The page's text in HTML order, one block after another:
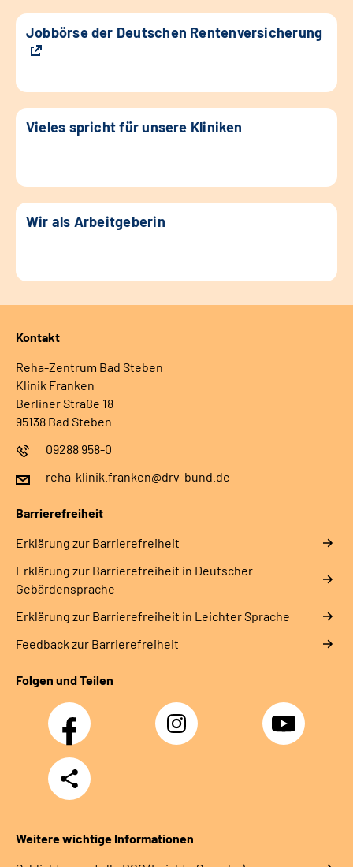
Jobbörse der Deutschen Rentenversicherung
Vieles spricht für unsere Kliniken
Wir als Arbeitgeberin
Kontakt
Reha-Zentrum Bad Steben
Klinik Franken
Berliner Straße 18
95138 Bad Steben
09288 958-0
reha-klinik.franken@drv-bund.de
Barrierefreiheit
Erklärung zur Barrierefreiheit
Erklärung zur Barrierefreiheit in Deutscher
Gebärdensprache
Erklärung zur Barrierefreiheit in Leichter Sprache
Feedback zur Barrierefreiheit
Folgen und Teilen
Facebook Instagram YouTube
Teilen
Weitere wichtige Informationen